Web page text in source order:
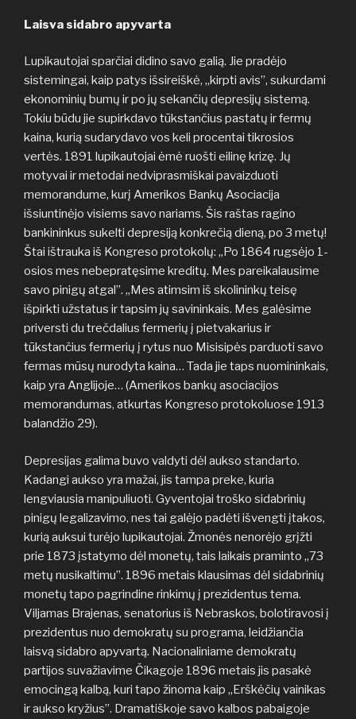
Laisva sidabro apyvarta
Lupikautojai sparčiai didino savo galią. Jie pradėjo
sistemingai, kaip patys išsireiškė, „kirpti avis”, sukurdami
ekonominių bumų ir po jų sekančių depresijų sistemą.
Tokiu būdu jie supirkdavo tūkstančius pastatų ir fermų
kaina, kurią sudarydavo vos keli procentai tikrosios
vertės. 1891 lupikautojai ėmė ruošti eilinę krizę. Jų
motyvai ir metodai nedviprasmiškai pavaizduoti
memorandume, kurį Amerikos Bankų Asociacija
išsiuntinėjo visiems savo nariams. Šis raštas ragino
bankininkus sukelti depresiją konkrečią dieną, po 3 metų!
Štai ištrauka iš Kongreso protokolų: „Po 1864 rugsėjo 1-
osios mes nebepratęsime kreditų. Mes pareikalausime
savo pinigų atgal”. „Mes atimsim iš skolininkų teisę
išpirkti užstatus ir tapsim jų savininkais. Mes galėsime
priversti du trečdalius fermerių į pietvakarius ir
tūkstančius fermerių į rytus nuo Misisipės parduoti savo
fermas mūsų nurodyta kaina… Tada jie taps nuomininkais,
kaip yra Anglijoje… (Amerikos bankų asociacijos
memorandumas, atkurtas Kongreso protokoluose 1913
balandžio 29).
Depresijas galima buvo valdyti dėl aukso standarto.
Kadangi aukso yra mažai, jis tampa preke, kuria
lengviausia manipuliuoti. Gyventojai troško sidabrinių
pinigų legalizavimo, nes tai galėjo padėti išvengti įtakos,
kurią auksui turėjo lupikautojai. Žmonės nenorėjo grįžti
prie 1873 įstatymo dėl monetų, tais laikais praminto „73
metų nusikaltimu”. 1896 metais klausimas dėl sidabrinių
monetų tapo pagrindine rinkimų į prezidentus tema.
Viljamas Brajenas, senatorius iš Nebraskos, bolotiravosi į
prezidentus nuo demokratų su programa, leidžiančia
laisvą sidabro apyvartą. Nacionaliniame demokratų
partijos suvažiavime Čikagoje 1896 metais jis pasakė
emocingą kalbą, kuri tapo žinoma kaip „Erškėčių vainikas
ir aukso kryžius”. Dramatiškoje savo kalbos pabaigoje